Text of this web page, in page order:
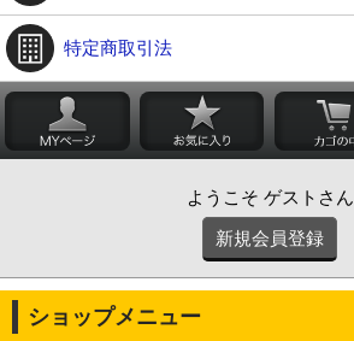
特定商取引法
ようこそ ゲストさん
新規会員登録
ショップメニュー